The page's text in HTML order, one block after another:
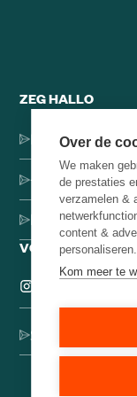
ZEG HALLO
Dorpsstraat
+31 (0)75-
VOLG ONS
Schrijf je in
Over de
We maken
de prestaties
verzamelen &
content &
personaliseren.
Kom meer te